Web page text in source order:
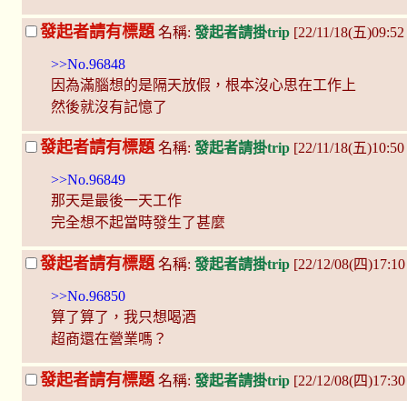
發起者請有標題 名稱: 發起者請掛trip [22/11/18(五
>>No.96848
因為滿腦想的是隔天放假，根本沒心思在工作上
然後就沒有記憶了
發起者請有標題 名稱: 發起者請掛trip [22/11/18(五
>>No.96849
那天是最後一天工作
完全想不起當時發生了甚麼
發起者請有標題 名稱: 發起者請掛trip [22/12/08(四
>>No.96850
算了算了，我只想喝酒
超商還在營業嗎？
發起者請有標題 名稱: 發起者請掛trip [22/12/08(四